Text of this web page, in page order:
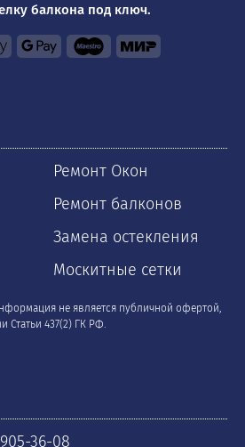
балкона под ключ.
Ремонт Окон
Ремонт балконов
Замена остекления
Москитные сетки
не является публичной офертой,
437(2) ГК РФ.
36-08